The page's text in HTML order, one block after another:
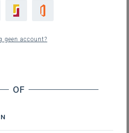
geen account?